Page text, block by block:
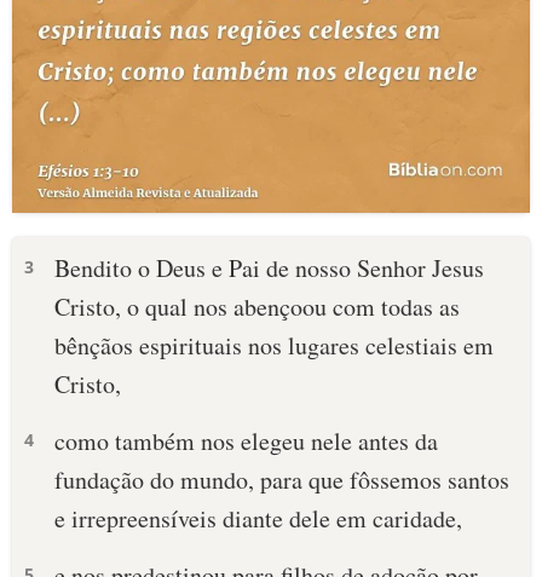
3
Bendito o Deus e Pai de nosso Senhor Jesus
Cristo, o qual nos abençoou com todas as
bênçãos espirituais nos lugares celestiais em
Cristo,
4
como também nos elegeu nele antes da
fundação do mundo, para que fôssemos santos
e irrepreensíveis diante dele em caridade,